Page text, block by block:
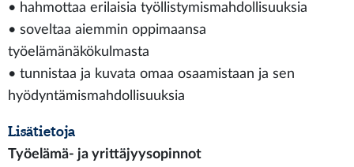
• hahmottaa erilaisia työllistymismahdollisuuksia
• soveltaa aiemmin oppimaansa
työelämänäkökulmasta
• tunnistaa ja kuvata omaa osaamistaan ja sen
hyödyntämismahdollisuuksia
Lisätietoja
Työelämä- ja yrittäjyysopinnot